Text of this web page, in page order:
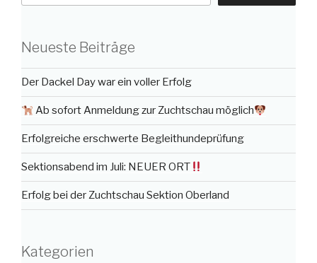
Neueste Beiträge
Der Dackel Day war ein voller Erfolg
Ab sofort Anmeldung zur Zuchtschau möglich
Erfolgreiche erschwerte Begleithundeprüfung
Sektionsabend im Juli: NEUER ORT
Erfolg bei der Zuchtschau Sektion Oberland
Kategorien